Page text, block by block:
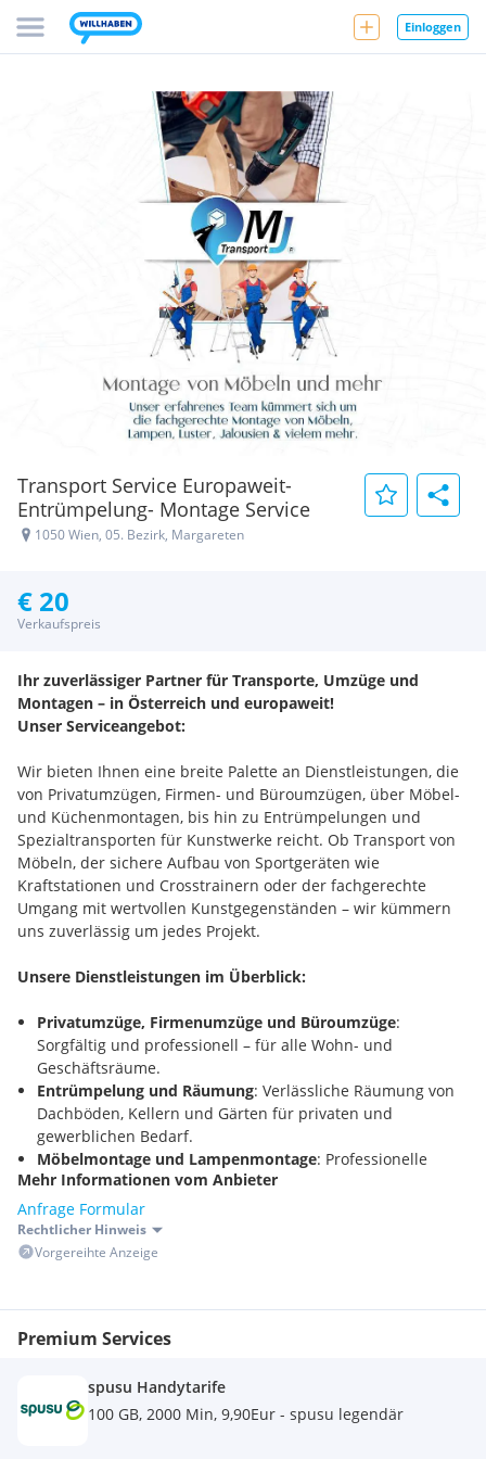
Einloggen
Transport Service Europaweit-
Entrümpelung- Montage Service
1050 Wien, 05. Bezirk, Margareten
€ 20
Verkaufspreis
Ihr zuverlässiger Partner für Transporte, Umzüge und
Montagen – in Österreich und europaweit!
Unser Serviceangebot:
Wir bieten Ihnen eine breite Palette an Dienstleistungen, die
von Privatumzügen, Firmen- und Büroumzügen, über Möbel-
und Küchenmontagen, bis hin zu Entrümpelungen und
Spezialtransporten für Kunstwerke reicht. Ob Transport von
Möbeln, der sichere Aufbau von Sportgeräten wie
Kraftstationen und Crosstrainern oder der fachgerechte
Umgang mit wertvollen Kunstgegenständen – wir kümmern
uns zuverlässig um jedes Projekt.
Unsere Dienstleistungen im Überblick:
Privatumzüge, Firmenumzüge und Büroumzüge:
Sorgfältig und professionell – für alle Wohn- und
Geschäftsräume.
Entrümpelung und Räumung: Verlässliche Räumung von
Dachböden, Kellern und Gärten für privaten und
gewerblichen Bedarf.
Möbelmontage und Lampenmontage: Professionelle
Montage von Möbeln, Lampen, Lustern und
Gardinenschienen.
Sportgeräte-Lieferung und -Montage
Transport von Tischtennisplatten, Crosstrainern,
Europaweite Umzüge und Transporte aller Art
europaweit.
Mehr Informationen vom Anbieter
Anfrage Formular
Rechtlicher Hinweis
Vorgereihte Anzeige
Premium Services
spusu Handytarife
100 GB, 2000 Min, 9,90Eur - spusu legendär